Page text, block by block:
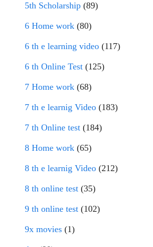
5th Scholarship (89)
6 Home work (80)
6 th e learning video (117)
6 th Online Test (125)
7 Home work (68)
7 th e learnig Video (183)
7 th Online test (184)
8 Home work (65)
8 th e learnig Video (212)
8 th online test (35)
9 th online test (102)
9x movies (1)